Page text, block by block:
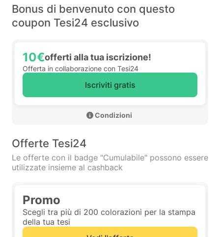
Bonus di benvenuto con questo
coupon Tesi24 esclusivo
10€offerti alla tua iscrizione!
Offerta in collaborazione con Tesi24
Iscriviti gratis
Offerte Tesi24
Le offerte con il badge "Cumulabile" possono essere
utilizzate insieme al cashback
Promo
Scegli tra più di 200 colorazioni per la stampa
della tua tesi